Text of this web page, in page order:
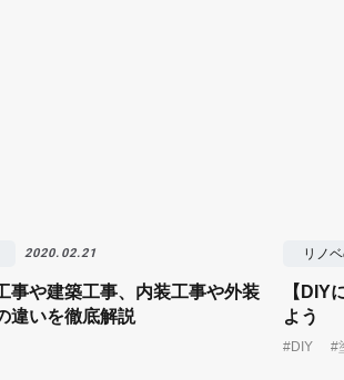
2020.02.21
事や建築工事、内装工事や外装
違いを徹底解説
リノ
【DIY
よう
#DIY #